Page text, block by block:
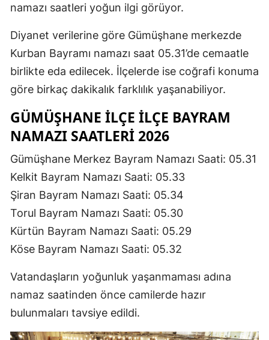
namazı saatleri yoğun ilgi görüyor.
Diyanet verilerine göre Gümüşhane merkezde
Kurban Bayramı namazı saat 05.31’de cemaatle
birlikte eda edilecek. İlçelerde ise coğrafi konuma
göre birkaç dakikalık farklılık yaşanabiliyor.
GÜMÜŞHANE İLÇE İLÇE BAYRAM
NAMAZI SAATLERI 2026
Gümüşhane Merkez Bayram Namazı Saati: 05.31
Kelkit Bayram Namazı Saati: 05.33
Şiran Bayram Namazı Saati: 05.34
Torul Bayram Namazı Saati: 05.30
Kürtün Bayram Namazı Saati: 05.29
Köse Bayram Namazı Saati: 05.32
Vatandaşların yoğunluk yaşanmaması adına
namaz saatinden önce camilerde hazır
bulunmaları tavsiye edildi.